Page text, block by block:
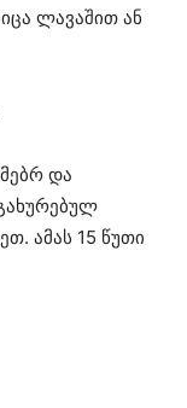
ლავაშით ან
და
ამას 15 წუთი